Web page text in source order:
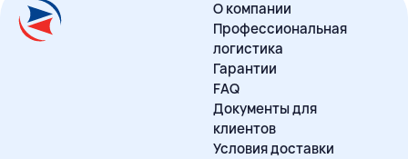
О компании
Профессиональная
логистика
Гарантии
FAQ
Документы для
клиентов
Условия доставки